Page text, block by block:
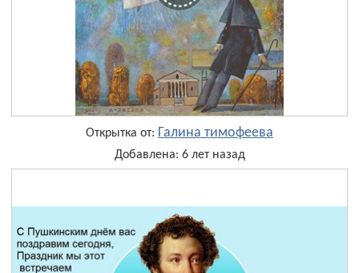
Открытка от: Галина тимофеева
Добавлена: 6 лет назад